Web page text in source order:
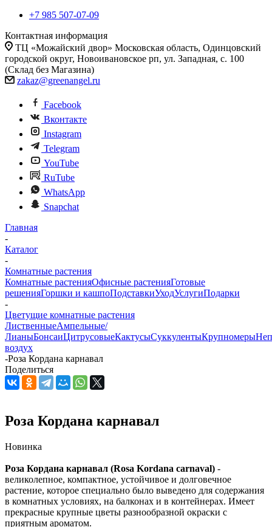
+7 985 507-07-09
Контактная информация
ТЦ «Можайский двор» Московская область, Одинцовский
городской округ, Новоивановское рп, ул. Западная, с. 100
(Склад без Магазина)
zakaz@greenangel.ru
Facebook
Вконтакте
Instagram
Telegram
YouTube
RuTube
WhatsApp
Snapchat
Главная
-
Каталог
-
Комнатные растения
Комнатные растенияОфисные растенияГотовые
решенияГоршки и кашпоПодставкиУходУслугиПодарки
-
Цветущие комнатные растения
ЛиственныеАмпельные/
ЛианыБонсаиЦитрусовыеКактусыСуккулентыКрупномеры
воздух
-Роза Кордана карнавал
Поделиться
Роза Кордана карнавал
Новинка
Роза Кордана карнавал (Rosa Kordana carnaval) -
великолепное, компактное, устойчивое и долговечное
растение, которое специально было выведено для содержания
в комнатных условиях, на балконах и в контейнерах. Имеет
прекрасные крупные цветы разнообразной окраски с
приятным ароматом.